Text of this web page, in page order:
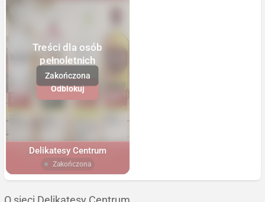
Treści dla osób
pełnoletnich
Odblokuj
Delikatesy Centrum
Zakończona